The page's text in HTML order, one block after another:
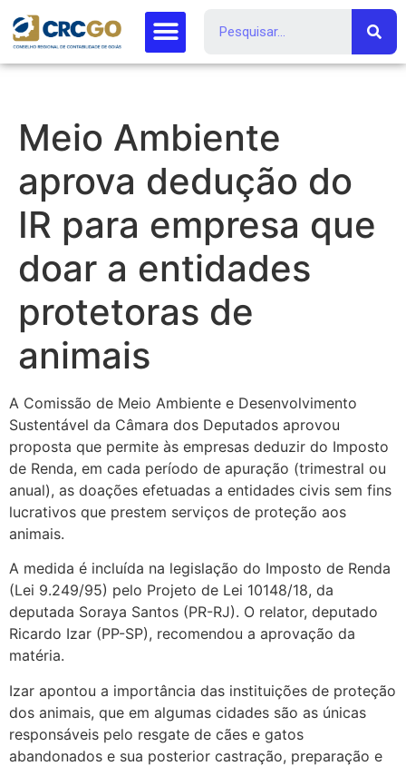
Meio Ambiente
aprova dedução do
IR para empresa que
doar a entidades
protetoras de
animais
A Comissão de Meio Ambiente e Desenvolvimento
Sustentável da Câmara dos Deputados aprovou
proposta que permite às empresas deduzir do Imposto
de Renda, em cada período de apuração (trimestral ou
anual), as doações efetuadas a entidades civis sem fins
lucrativos que prestem serviços de proteção aos
animais.
A medida é incluída na legislação do Imposto de Renda
(Lei 9.249/95) pelo Projeto de Lei 10148/18, da
deputada Soraya Santos (PR-RJ). O relator, deputado
Ricardo Izar (PP-SP), recomendou a aprovação da
matéria.
Izar apontou a importância das instituições de proteção
dos animais, que em algumas cidades são as únicas
responsáveis pelo resgate de cães e gatos
abandonados e sua posterior castração, preparação e